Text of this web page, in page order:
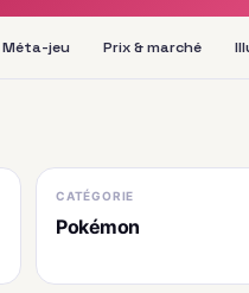
Méta-jeu Prix & marché
CATÉGORIE
Pokémon